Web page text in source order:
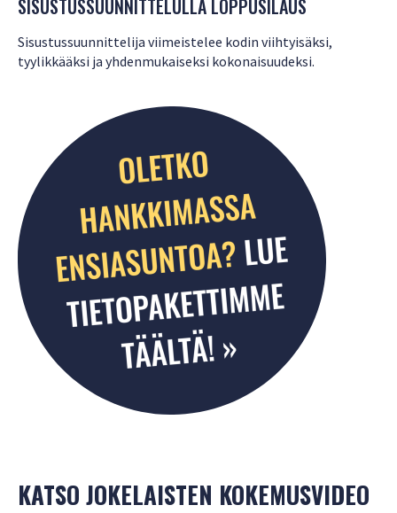
SISUSTUSSUUNNITTELULLA LOPPUSILAUS
Sisustussuunnittelija viimeistelee kodin viihtyisäksi,
tyylikkääksi ja yhdenmukaiseksi kokonaisuudeksi.
KATSO JOKELAISTEN KOKEMUSVIDEO